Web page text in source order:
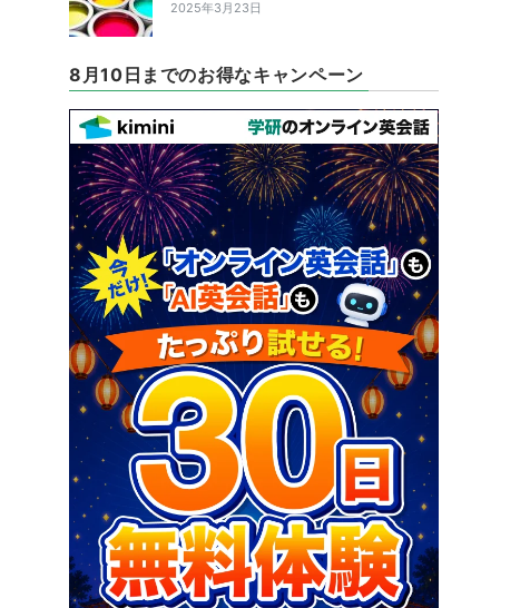
2025年3月23日
8月10日までのお得なキャンペーン